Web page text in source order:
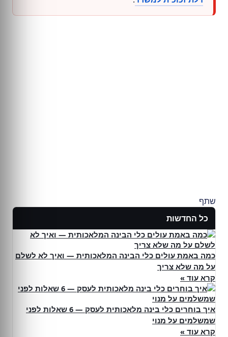
שתף
כל החדשות
כמה באמת עולים כלי הבינה המלאכותית — ואיך לא לשלם
על מה שלא צריך
קרא עוד »
איך בוחרים כלי בינה מלאכותית לעסק — 6 שאלות לפני
שמשלמים על מנוי
קרא עוד »